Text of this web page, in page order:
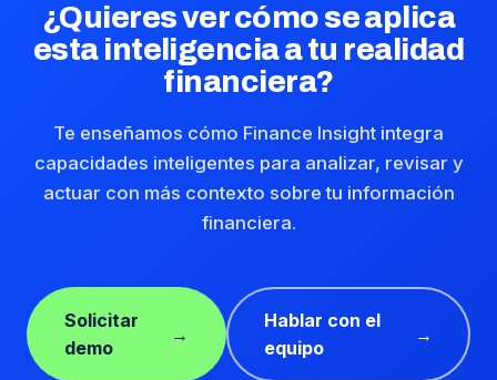
¿Quieres ver cómo se aplica
esta inteligencia a tu realidad
financiera?
Te enseñamos cómo Finance Insight integra
capacidades inteligentes para analizar, revisar y
actuar con más contexto sobre tu información
financiera.
Solicitar
demo
Hablar con el
equipo